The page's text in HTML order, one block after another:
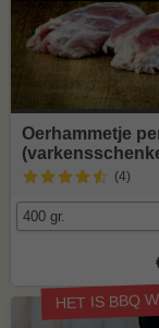
Oerhammetje
(4)
HET IS BBQ